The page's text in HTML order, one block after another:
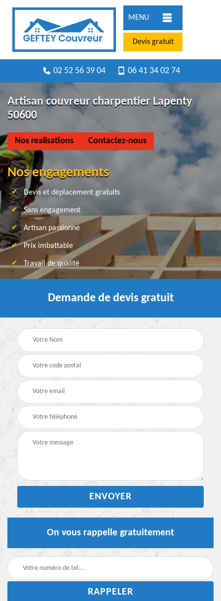
MENU
Devis gratuit
02 52 56 39 04 06 41 34 02 74
Artisan couvreur charpentier Lapenty
50600
Nos realisations Contactez-nous
Nos engagements
Devis et déplacement gratuits
Sans engagement
Artisan passionné
Prix imbattable
Travail de qualité
Demande de devis gratuit
On vous rappelle gratuitement